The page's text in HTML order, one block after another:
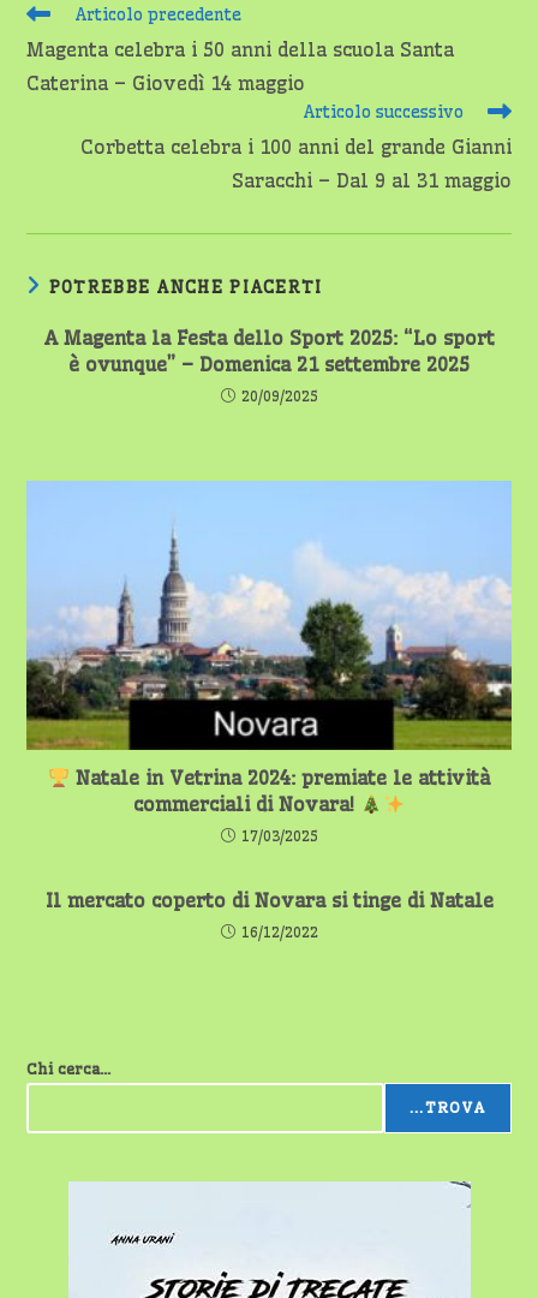
Leggi
articoli
Articolo precedente
Magenta celebra i 50 anni della scuola Santa
Caterina – Giovedì 14 maggio
Articolo successivo
Corbetta celebra i 100 anni del grande Gianni
Saracchi – Dal 9 al 31 maggio
POTREBBE ANCHE PIACERTI
A Magenta la Festa dello Sport 2025: “Lo sport
è ovunque” – Domenica 21 settembre 2025
20/09/2025
Natale in Vetrina 2024: premiate le attività
commerciali di Novara!
17/03/2025
Il mercato coperto di Novara si tinge di Natale
16/12/2022
Chi cerca...
...TROVA